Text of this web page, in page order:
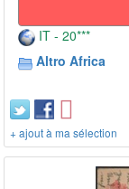
IT - 20***
Altro Africa
+ ajout à ma sélection